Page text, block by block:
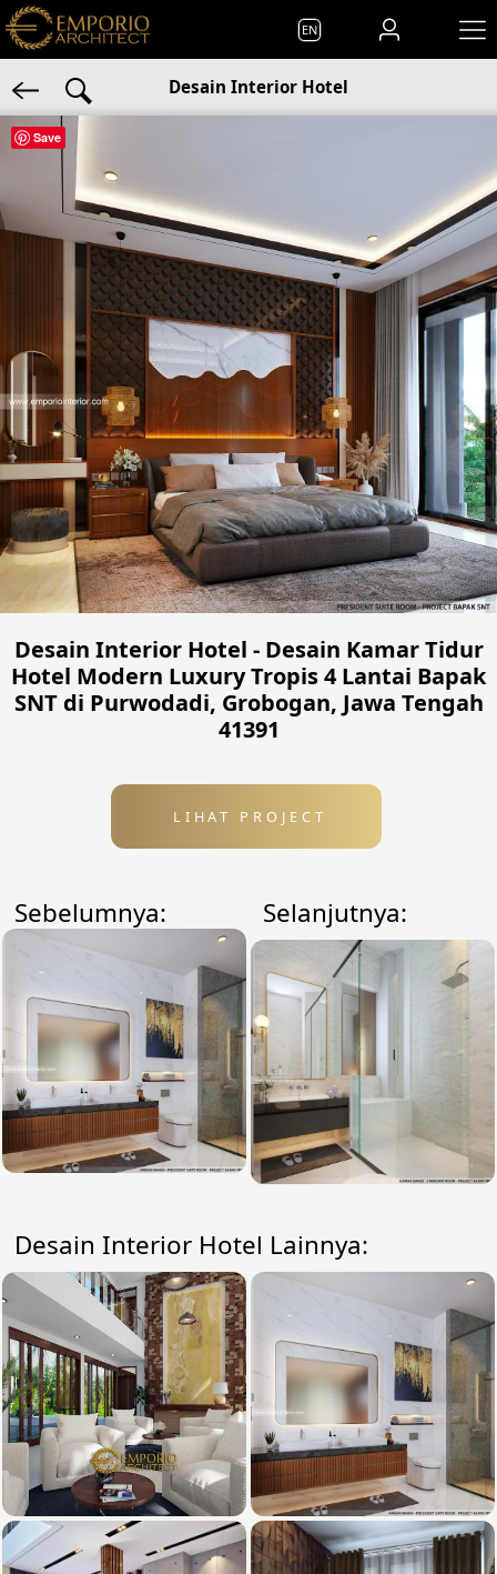
EN
Desain Interior Hotel
Desain Interior Hotel - Desain Kamar Tidur
Hotel Modern Luxury Tropis 4 Lantai Bapak
SNT di Purwodadi, Grobogan, Jawa Tengah
41391
LIHAT PROJECT
Sebelumnya: Selanjutnya:
Desain Interior Hotel Lainnya:
Save